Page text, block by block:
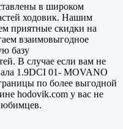
в широком
ходовик. Нашим
приятные скидки на
взаимовыгодное
базу
В случае если вам не
1.9DCI 01- MOVANO
по более выгодной
hodovik.com у вас не